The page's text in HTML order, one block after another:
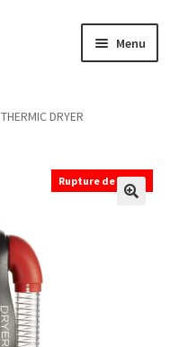
Menu
THERMIC DRYER
Rupture de stock